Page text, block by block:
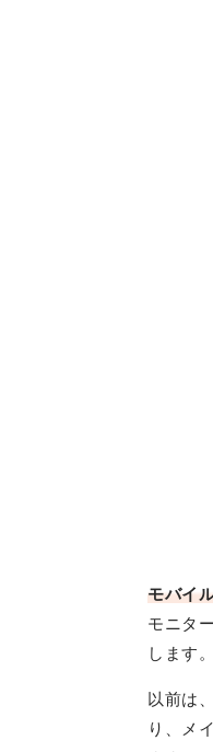
モバイ
モニタ
します。
以前は
り、メ